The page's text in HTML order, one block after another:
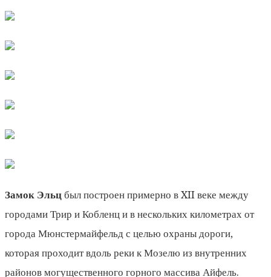
Замок Эльц был построен примерно в XII веке между
городами Трир и Кобленц и в нескольких километрах от
города Мюнстермайфельд с целью охраны дороги,
которая проходит вдоль реки к Мозелю из внутренних
районов могущественного горного массива Айфель.